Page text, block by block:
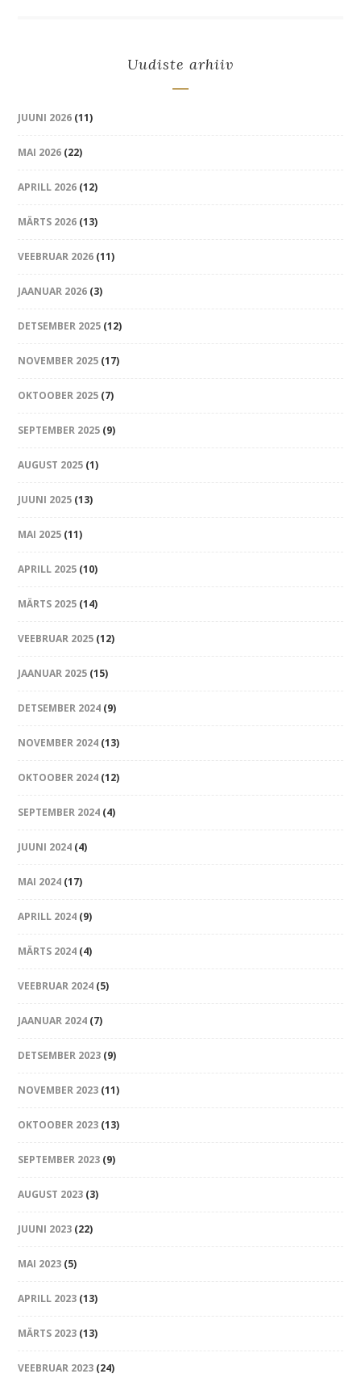
Uudiste arhiiv
JUUNI 2026 (11)
MAI 2026 (22)
APRILL 2026 (12)
MÄRTS 2026 (13)
VEEBRUAR 2026 (11)
JAANUAR 2026 (3)
DETSEMBER 2025 (12)
NOVEMBER 2025 (17)
OKTOOBER 2025 (7)
SEPTEMBER 2025 (9)
AUGUST 2025 (1)
JUUNI 2025 (13)
MAI 2025 (11)
APRILL 2025 (10)
MÄRTS 2025 (14)
VEEBRUAR 2025 (12)
JAANUAR 2025 (15)
DETSEMBER 2024 (9)
NOVEMBER 2024 (13)
OKTOOBER 2024 (12)
SEPTEMBER 2024 (4)
JUUNI 2024 (4)
MAI 2024 (17)
APRILL 2024 (9)
MÄRTS 2024 (4)
VEEBRUAR 2024 (5)
JAANUAR 2024 (7)
DETSEMBER 2023 (9)
NOVEMBER 2023 (11)
OKTOOBER 2023 (13)
SEPTEMBER 2023 (9)
AUGUST 2023 (3)
JUUNI 2023 (22)
MAI 2023 (5)
APRILL 2023 (13)
MÄRTS 2023 (13)
VEEBRUAR 2023 (24)